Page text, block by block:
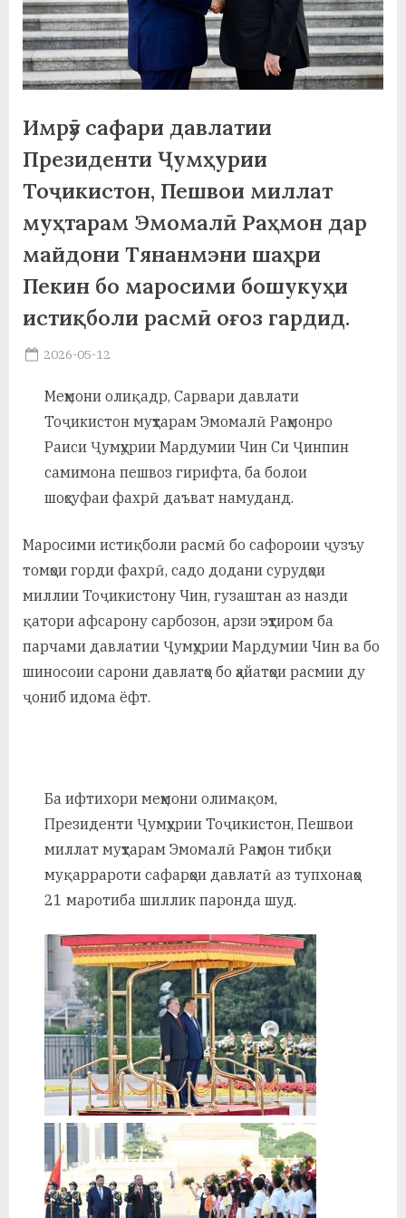
а
н
о
о
и
р
с
в
Имрӯз сафари давлатии
Президенти Ҷумҳурии
Тоҷикистон, Пешвои миллат
муҳтарам Эмомалӣ Раҳмон дар
майдони Тянанмэни шаҳри
Пекин бо маросими бошукуҳи
истиқболи расмӣ оғоз гардид.
Posted
2026-05-12
Меҳмони олиқадр, Сарвари давлати
Тоҷикистон муҳтарам Эмомалӣ Раҳмонро
Раиси Ҷумҳурии Мардумии Чин Си Ҷинпин
самимона пешвоз гирифта, ба болои
шоҳсуфаи фахрӣ даъват намуданд.
Маросими истиқболи расмӣ бо сафороии ҷузъу
томҳои горди фахрӣ, садо додани сурудҳои
миллии Тоҷикистону Чин, гузаштан аз назди
қатори афсарону сарбозон, арзи эҳтиром ба
парчами давлатии Ҷумҳурии Мардумии Чин ва бо
шиносоии сарони давлатҳо бо ҳайатҳои расмии ду
ҷониб идома ёфт.
Ба ифтихори меҳмони олимақом,
Президенти Ҷумҳурии Тоҷикистон, Пешвои
миллат муҳтарам Эмомалӣ Раҳмон тибқи
муқаррароти сафарҳои давлатӣ аз тупхонаҳо
21 маротиба шиллик паронда шуд.